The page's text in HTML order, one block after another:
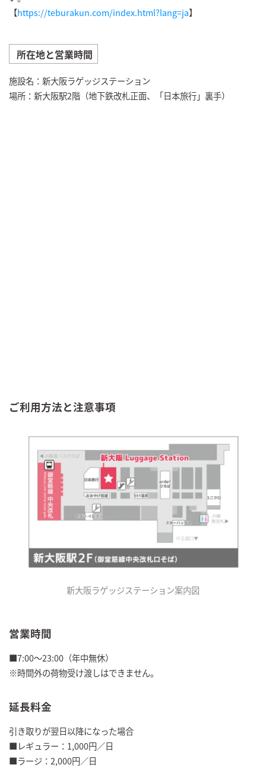
【https://teburakun.com/index.html?lang=ja】
所在地と営業時間
施設名：新大阪ラゲッジステーション
場所：新大阪駅2階（地下鉄改札正面、「日本旅行」裏手）
ご利用方法と注意事項
新大阪ラゲッジステーション案内図
営業時間
■7:00～23:00（年中無休）
※時間外の荷物受け渡しはできません。
延長料金
引き取りが翌日以降になった場合
■レギュラー：1,000円／日
■ラージ：2,000円／日